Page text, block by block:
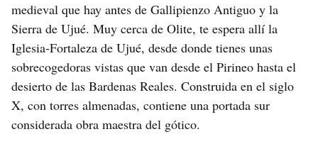
medieval que hay antes de Gallipienzo Antiguo y la
Sierra de Ujué. Muy cerca de Olite, te espera allí la
Iglesia-Fortaleza de Ujué, desde donde tienes unas
sobrecogedoras vistas que van desde el Pirineo hasta el
desierto de las Bardenas Reales. Construida en el siglo
X, con torres almenadas, contiene una portada sur
considerada obra maestra del gótico.